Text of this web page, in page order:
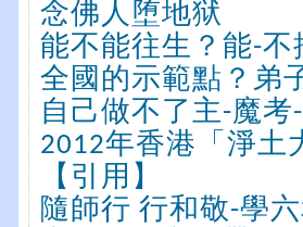
念佛人堕地狱
能不能往生？能-不
全國的示範點？弟
自己做不了主-魔
2012年香港「淨土
【引用】
隨師行 行和敬-學